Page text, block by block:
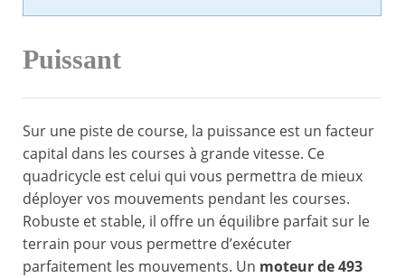
Puissant
Sur une piste de course, la puissance est un facteur
capital dans les courses à grande vitesse. Ce
quadricycle est celui qui vous permettra de mieux
déployer vos mouvements pendant les courses.
Robuste et stable, il offre un équilibre parfait sur le
terrain pour vous permettre d’exécuter
parfaitement les mouvements. Un moteur de 493